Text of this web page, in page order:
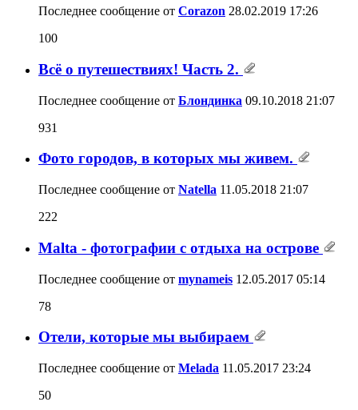
Последнее сообщение от Corazon 28.02.2019 17:26
100
Всё о путешествиях! Часть 2.
Последнее сообщение от Блондинка 09.10.2018 21:07
931
Фото городов, в которых мы живем.
Последнее сообщение от Natella 11.05.2018 21:07
222
Malta - фотографии с отдыха на острове
Последнее сообщение от mynameis 12.05.2017 05:14
78
Отели, которые мы выбираем
Последнее сообщение от Melada 11.05.2017 23:24
50